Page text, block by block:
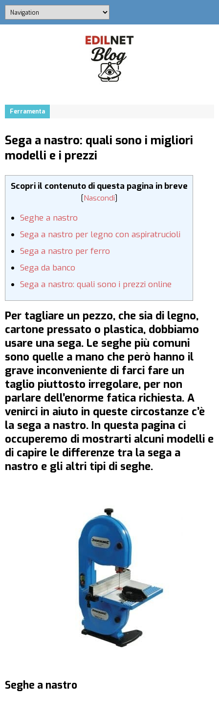
Ferramenta
Sega a nastro: quali sono i migliori
modelli e i prezzi
Scopri il contenuto di questa pagina in breve
[Nascondi]
Seghe a nastro
Sega a nastro per legno con aspiratrucioli
Sega a nastro per ferro
Sega da banco
Sega a nastro: quali sono i prezzi online
Per tagliare un pezzo, che sia di legno,
cartone pressato o plastica, dobbiamo
usare una sega. Le seghe più comuni
sono quelle a mano che però hanno il
grave inconveniente di farci fare un
taglio piuttosto irregolare, per non
parlare dell’enorme fatica richiesta. A
venirci in aiuto in queste circostanze c’è
la sega a nastro. In questa pagina ci
occuperemo di mostrarti alcuni modelli e
di capire le differenze tra la sega a
nastro e gli altri tipi di seghe.
Seghe a nastro